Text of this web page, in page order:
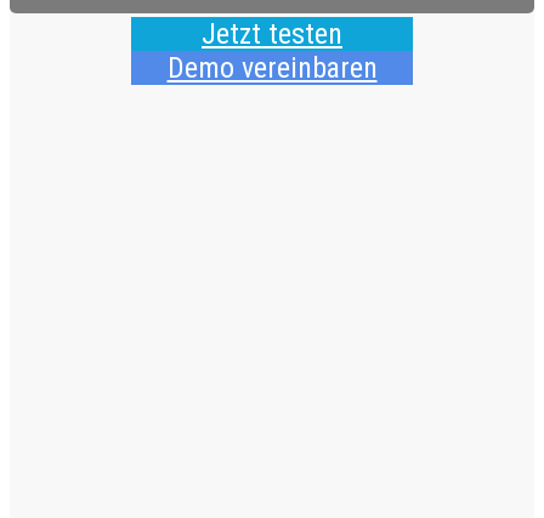
Jetzt testen
Demo vereinbaren